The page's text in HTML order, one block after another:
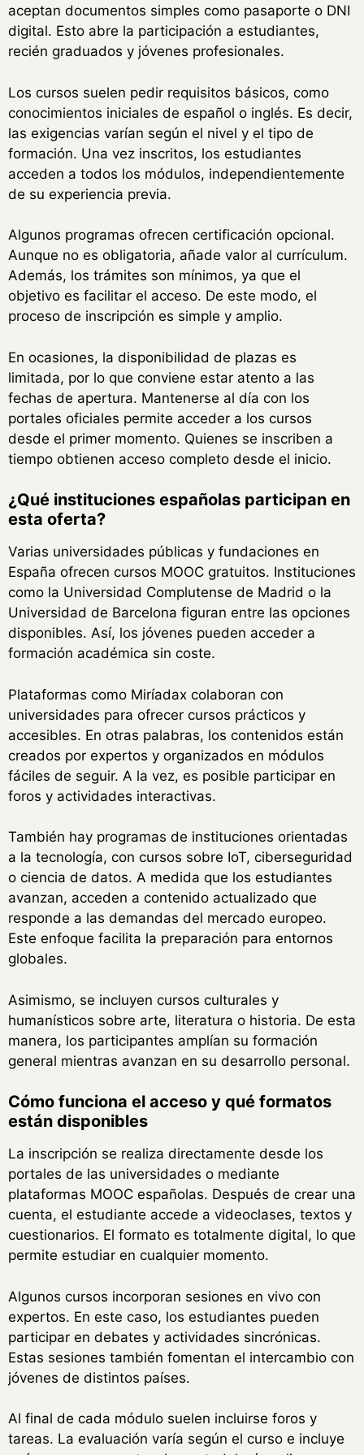
aceptan documentos simples como pasaporte o DNI
digital. Esto abre la participación a estudiantes,
recién graduados y jóvenes profesionales.
Los cursos suelen pedir requisitos básicos, como
conocimientos iniciales de español o inglés. Es decir,
las exigencias varían según el nivel y el tipo de
formación. Una vez inscritos, los estudiantes
acceden a todos los módulos, independientemente
de su experiencia previa.
Algunos programas ofrecen certificación opcional.
Aunque no es obligatoria, añade valor al currículum.
Además, los trámites son mínimos, ya que el
objetivo es facilitar el acceso. De este modo, el
proceso de inscripción es simple y amplio.
En ocasiones, la disponibilidad de plazas es
limitada, por lo que conviene estar atento a las
fechas de apertura. Mantenerse al día con los
portales oficiales permite acceder a los cursos
desde el primer momento. Quienes se inscriben a
tiempo obtienen acceso completo desde el inicio.
¿Qué instituciones españolas participan en
esta oferta?
Varias universidades públicas y fundaciones en
España ofrecen cursos MOOC gratuitos. Instituciones
como la Universidad Complutense de Madrid o la
Universidad de Barcelona figuran entre las opciones
disponibles. Así, los jóvenes pueden acceder a
formación académica sin coste.
Plataformas como Miríadax colaboran con
universidades para ofrecer cursos prácticos y
accesibles. En otras palabras, los contenidos están
creados por expertos y organizados en módulos
fáciles de seguir. A la vez, es posible participar en
foros y actividades interactivas.
También hay programas de instituciones orientadas
a la tecnología, con cursos sobre IoT, ciberseguridad
o ciencia de datos. A medida que los estudiantes
avanzan, acceden a contenido actualizado que
responde a las demandas del mercado europeo.
Este enfoque facilita la preparación para entornos
globales.
Asimismo, se incluyen cursos culturales y
humanísticos sobre arte, literatura o historia. De esta
manera, los participantes amplían su formación
general mientras avanzan en su desarrollo personal.
Cómo funciona el acceso y qué formatos
están disponibles
La inscripción se realiza directamente desde los
portales de las universidades o mediante
plataformas MOOC españolas. Después de crear una
cuenta, el estudiante accede a videoclases, textos y
cuestionarios. El formato es totalmente digital, lo que
permite estudiar en cualquier momento.
Algunos cursos incorporan sesiones en vivo con
expertos. En este caso, los estudiantes pueden
participar en debates y actividades sincrónicas.
Estas sesiones también fomentan el intercambio con
jóvenes de distintos países.
Al final de cada módulo suelen incluirse foros y
tareas. La evaluación varía según el curso e incluye